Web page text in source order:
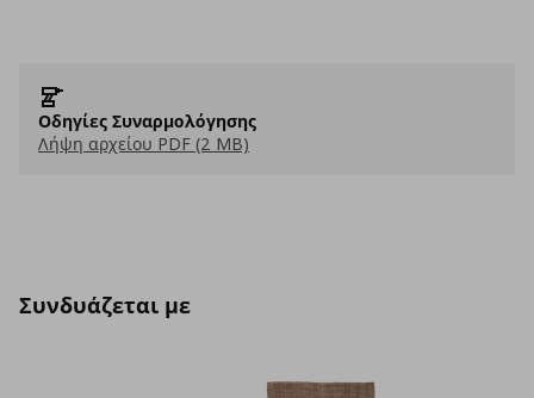
Οδηγίες Συναρμολόγησης
Λήψη αρχείου PDF (2 MB)
Συνδυάζεται με